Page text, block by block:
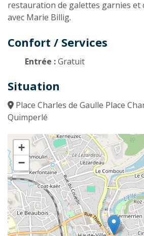
restauration de galettes garnies et
avec Marie Billig.
Confort / Services
Entrée :Gratuit
Situation
Place Charles de Gaulle Place
Quimperlé
+
−